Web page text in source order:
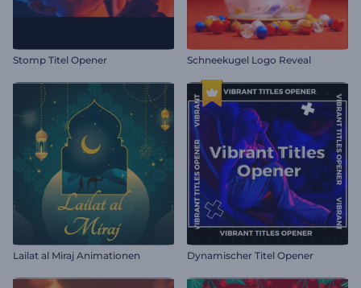
Stomp Titel Opener Schneekugel Logo Reveal
Lailat al Miraj Animationen Dynamischer Titel Opener